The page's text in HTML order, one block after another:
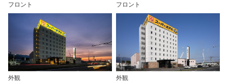
フロント フロント
外観 外観